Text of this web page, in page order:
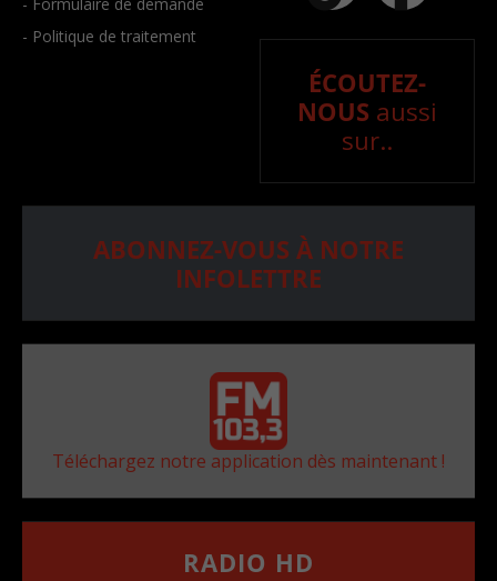
- Politique de traitement
ÉCOUTEZ-
NOUS aussi
sur..
ABONNEZ-VOUS À NOTRE
INFOLETTRE
Téléchargez notre application dès maintenant !
RADIO HD